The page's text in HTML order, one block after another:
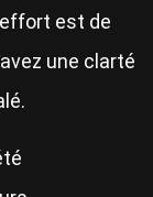
est de
une clarté